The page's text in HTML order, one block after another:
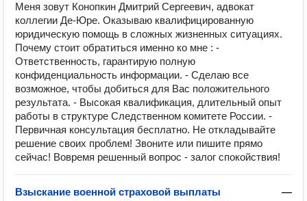
Меня зовут Конопкин Дмитрий Сергеевич, адвокат
коллегии Де-Юре. Оказываю квалифицированную
юридическую помощь в сложных жизненных ситуациях.
Почему стоит обратиться именно ко мне : -
Ответственность, гарантирую полную
конфиденциальность информации. - Сделаю все
возможное, чтобы добиться для Вас положительного
результата. - Высокая квалификация, длительный опыт
работы в структуре Следственном комитете России. -
Первичная консультация бесплатно. Не откладывайте
решение своих проблем! Звоните или пишите прямо
сейчас! Вовремя решенный вопрос - залог спокойствия!
Взыскание военной страховой выплаты
—